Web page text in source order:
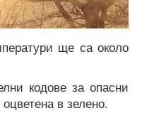
ще са около
кодове за опасни
в зелено.